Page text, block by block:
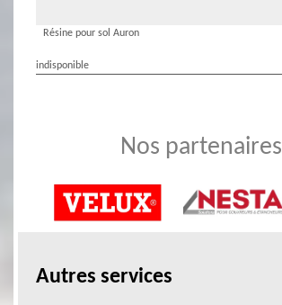
Résine pour sol Auron
indisponible
Nos partenaires
Autres services